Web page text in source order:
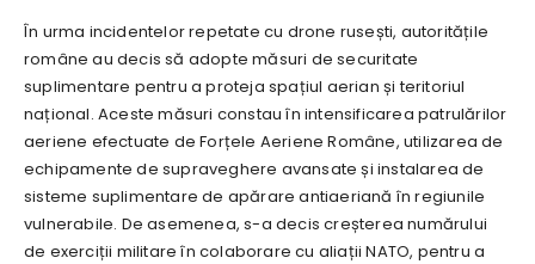
În urma incidentelor repetate cu drone rusești, autoritățile
române au decis să adopte măsuri de securitate
suplimentare pentru a proteja spațiul aerian și teritoriul
național. Aceste măsuri constau în intensificarea patrulărilor
aeriene efectuate de Forțele Aeriene Române, utilizarea de
echipamente de supraveghere avansate și instalarea de
sisteme suplimentare de apărare antiaeriană în regiunile
vulnerabile. De asemenea, s-a decis creșterea numărului
de exerciții militare în colaborare cu aliații NATO, pentru a